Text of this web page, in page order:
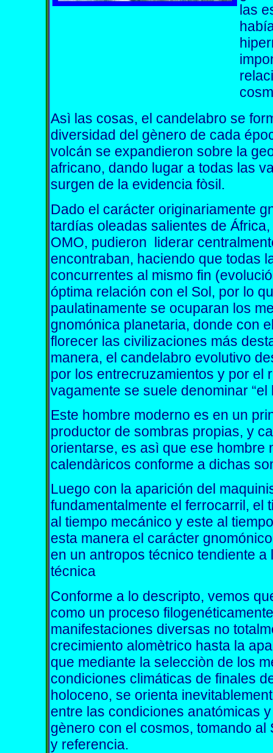
las
Asì las cosas, el candelabro se
diversidad del gènero de cada
volcán se expandieron sobre la
africano, dando lugar a todas las
surgen de la evidencia fòsil.
Dado el carácter originariamente
tardías oleadas salientes de
OMO, pudieron liderar
encontraban, haciendo que todas
concurrentes al mismo fin
óptima relación con el Sol, por lo
paulatinamente se ocuparan los
gnomónica planetaria, donde con
florecer las civilizaciones más
manera, el candelabro evolutivo
por los entrecruzamientos y por el
vagamente se suele denominar “el
Este hombre moderno es en un
productor de sombras propias, y
orientarse, es asì que ese hombre
calendàricos conforme a dichas
Luego con la aparición del
fundamentalmente el ferrocarril,
al tiempo mecánico y este al
esta manera el carácter
en un antropos técnico tendiente
técnica
Conforme a lo descripto, vemos
como un proceso
manifestaciones diversas no
crecimiento alomètrico hasta la
que mediante la selecciòn de los
condiciones climáticas de finales
holoceno, se orienta
entre las condiciones anatómicas
gènero con el cosmos, tomando
y referencia.